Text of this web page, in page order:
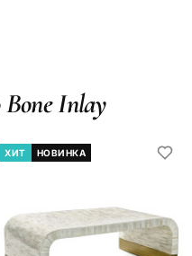
Bone Inlay
ХИТ НОВИНКА